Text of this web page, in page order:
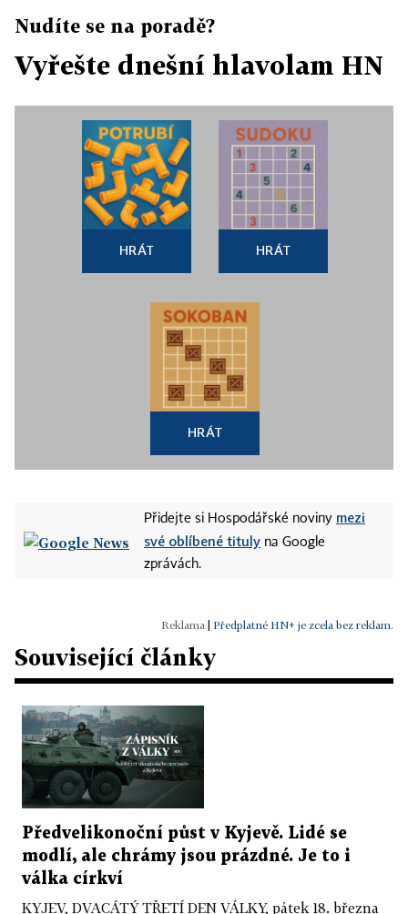
Nudíte se na poradě?
Vyřešte dnešní hlavolam HN
HRÁT HRÁT
HRÁT
Přidejte si Hospodářské noviny mezi
své oblíbené tituly na Google
zprávách.
Předplatné HN+ je zcela bez reklam.
Související články
Předvelikonoční půst v Kyjevě. Lidé se
modlí, ale chrámy jsou prázdné. Je to i
válka církví
KYJEV, DVACÁTÝ TŘETÍ DEN VÁLKY, pátek 18. března